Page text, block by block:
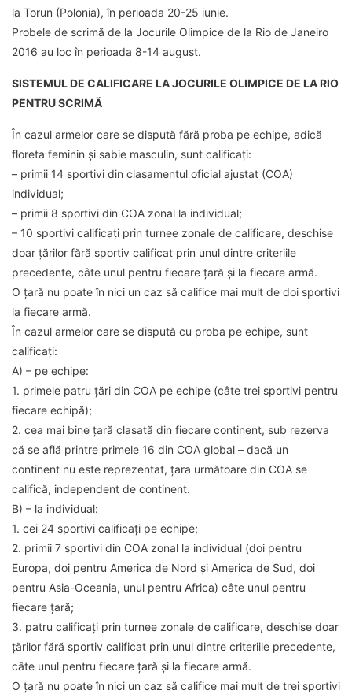
la Torun (Polonia), în perioada 20-25 iunie.
Probele de scrimă de la Jocurile Olimpice de la Rio de Janeiro
2016 au loc în perioada 8-14 august.
SISTEMUL DE CALIFICARE LA JOCURILE OLIMPICE DE LA RIO
PENTRU SCRIMĂ
În cazul armelor care se dispută fără proba pe echipe, adică
floreta feminin și sabie masculin, sunt calificați:
– primii 14 sportivi din clasamentul oficial ajustat (COA)
individual;
– primii 8 sportivi din COA zonal la individual;
– 10 sportivi calificați prin turnee zonale de calificare, deschise
doar țărilor fără sportiv calificat prin unul dintre criteriile
precedente, câte unul pentru fiecare țară și la fiecare armă.
O țară nu poate în nici un caz să califice mai mult de doi sportivi
la fiecare armă.
În cazul armelor care se dispută cu proba pe echipe, sunt
calificați:
A) – pe echipe:
1. primele patru țări din COA pe echipe (câte trei sportivi pentru
fiecare echipă);
2. cea mai bine țară clasată din fiecare continent, sub rezerva
că se află printre primele 16 din COA global – dacă un
continent nu este reprezentat, țara următoare din COA se
califică, independent de continent.
B) – la individual:
1. cei 24 sportivi calificați pe echipe;
2. primii 7 sportivi din COA zonal la individual (doi pentru
Europa, doi pentru America de Nord și America de Sud, doi
pentru Asia-Oceania, unul pentru Africa) câte unul pentru
fiecare țară;
3. patru calificați prin turnee zonale de calificare, deschise doar
țărilor fără sportiv calificat prin unul dintre criteriile precedente,
câte unul pentru fiecare țară și la fiecare armă.
O țară nu poate în nici un caz să califice mai mult de trei sportivi